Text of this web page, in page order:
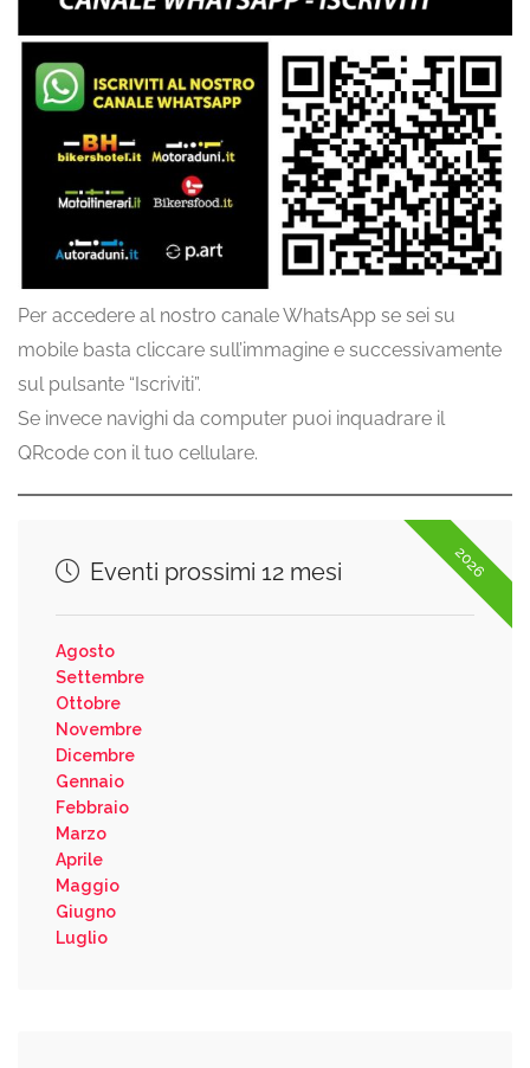
Per accedere al nostro canale WhatsApp se sei su
mobile basta cliccare sull’immagine e successivamente
sul pulsante “Iscriviti”.
Se invece navighi da computer puoi inquadrare il
QRcode con il tuo cellulare.
2026
Eventi prossimi 12 mesi
Agosto
Settembre
Ottobre
Novembre
Dicembre
Gennaio
Febbraio
Marzo
Aprile
Maggio
Giugno
Luglio